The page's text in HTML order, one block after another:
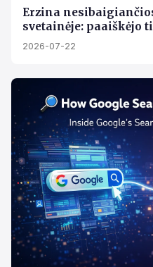
Erzina
svetainėje: paaiškėjo
2026-07-22